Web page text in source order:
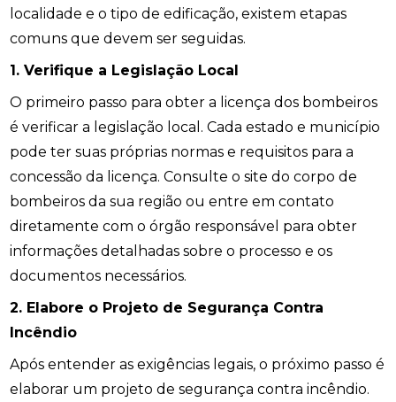
localidade e o tipo de edificação, existem etapas
comuns que devem ser seguidas.
1. Verifique a Legislação Local
O primeiro passo para obter a licença dos bombeiros
é verificar a legislação local. Cada estado e município
pode ter suas próprias normas e requisitos para a
concessão da licença. Consulte o site do corpo de
bombeiros da sua região ou entre em contato
diretamente com o órgão responsável para obter
informações detalhadas sobre o processo e os
documentos necessários.
2. Elabore o Projeto de Segurança Contra
Incêndio
Após entender as exigências legais, o próximo passo é
elaborar um projeto de segurança contra incêndio.